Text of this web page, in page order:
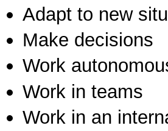
Adapt to new
Make decisions
Work
Work in teams
Work in an